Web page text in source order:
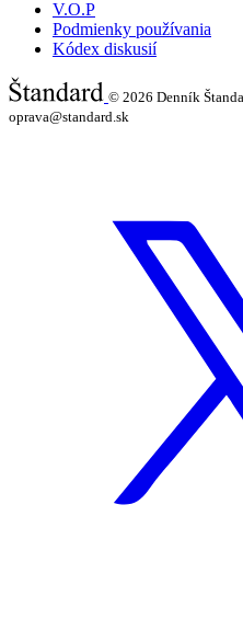
V.O.P
Podmienky používania
Kódex diskusií
© 2026 Denník
oprava@standard.sk